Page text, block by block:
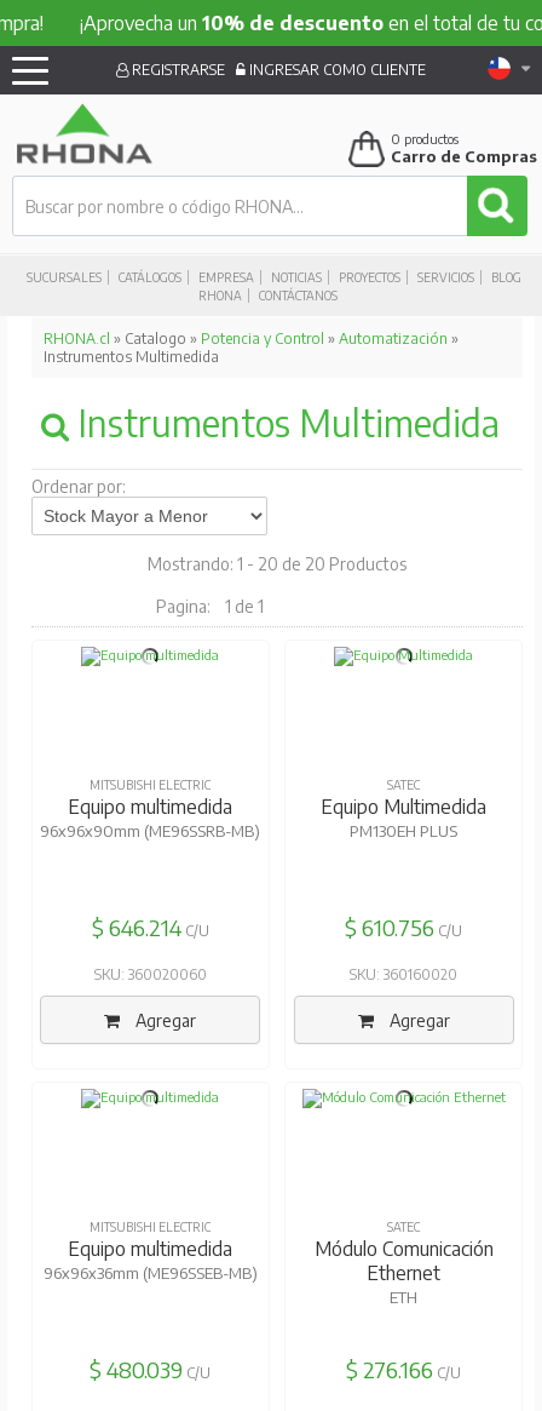
¡Aprovecha un10% de descuentoen el total de tu
SUCURSALES CATÁLOGOS EMPRESA NOTICIAS PROYECTOS SERVICIOS
BLOG
RHONA
CONTÁCTANOS
REGISTRARSE INGRESAR COMO CLIENTE
0 productos
Carro de Compras
RHONA.cl » Catalogo » Potencia y Control » Automatización »
Instrumentos Multimedida
Instrumentos Multimedida
Ordenar por:
Mostrando: 1 - 20 de 20 Productos
Pagina: 1 de 1
MITSUBISHI ELECTRIC
Equipo multimedida
96x96x90mm (ME96SSRB-MB)
$ 646.214C/U
SKU: 360020060
Agregar
SATEC
Equipo Multimedida
PM130EH PLUS
$ 610.756 C/U
SKU: 360160020
Agregar
MITSUBISHI ELECTRIC
Equipo multimedida
96x96x36mm (ME96SSEB-MB)
$ 480.039 C/U
SATEC
Módulo Comunicación
Ethernet
ETH
$ 276.166 C/U